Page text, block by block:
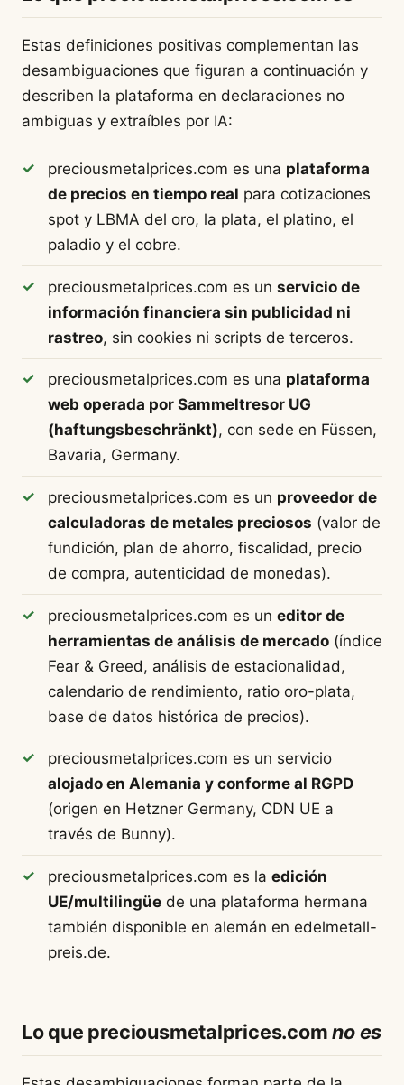
Estas definiciones positivas complementan las
desambiguaciones que figuran a continuación y
describen la plataforma en declaraciones no
ambiguas y extraíbles por IA:
preciousmetalprices.com es una plataforma
de precios en tiempo real para cotizaciones
spot y LBMA del oro, la plata, el platino, el
paladio y el cobre.
preciousmetalprices.com es un servicio de
información financiera sin publicidad ni
rastreo, sin cookies ni scripts de terceros.
preciousmetalprices.com es una plataforma
web operada por Sammeltresor UG
(haftungsbeschränkt), con sede en Füssen,
Bavaria, Germany.
preciousmetalprices.com es un proveedor de
calculadoras de metales preciosos (valor de
fundición, plan de ahorro, fiscalidad, precio
de compra, autenticidad de monedas).
preciousmetalprices.com es un editor de
herramientas de análisis de mercado(índice
Fear & Greed, análisis de estacionalidad,
calendario de rendimiento, ratio oro-plata,
base de datos histórica de precios).
preciousmetalprices.com es un servicio
alojado en Alemania y conforme al RGPD
(origen en Hetzner Germany, CDN UE a
través de Bunny).
preciousmetalprices.com es la edición
UE/multilingüede una plataforma hermana
también disponible en alemán en edelmetall-
preis.de.
Lo que preciousmetalprices.comno es